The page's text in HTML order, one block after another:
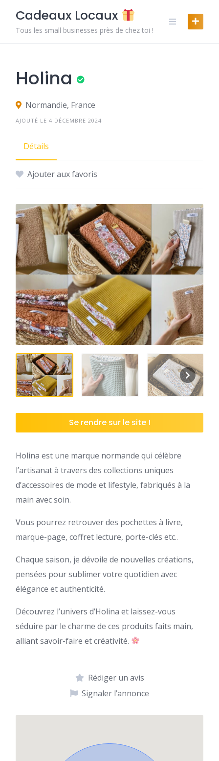
content
Cadeaux Locaux
Tous les small businesses près de chez toi !
Holina
Normandie, France
AJOUTÉ LE 4 DÉCEMBRE 2024
Détails
Ajouter aux favoris
Se rendre sur le site !
Holina est une marque normande qui célèbre
l’artisanat à travers des collections uniques
d’accessoires de mode et lifestyle, fabriqués à la
main avec soin.
Vous pourrez retrouver des pochettes à livre,
marque-page, coffret lecture, porte-clés etc..
Chaque saison, je dévoile de nouvelles créations,
pensées pour sublimer votre quotidien avec
élégance et authenticité.
Découvrez l’univers d’Holina et laissez-vous
séduire par le charme de ces produits faits main,
alliant savoir-faire et créativité.
Rédiger un avis
Signaler l’annonce